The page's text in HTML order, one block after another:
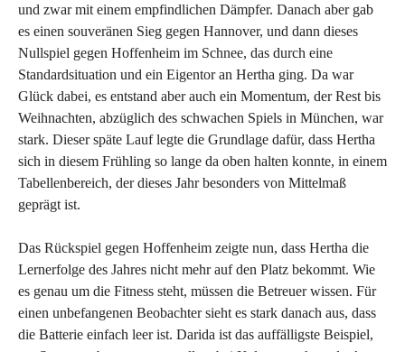
und zwar mit einem empfindlichen Dämpfer. Danach aber gab
es einen souveränen Sieg gegen Hannover, und dann dieses
Nullspiel gegen Hoffenheim im Schnee, das durch eine
Standardsituation und ein Eigentor an Hertha ging. Da war
Glück dabei, es entstand aber auch ein Momentum, der Rest bis
Weihnachten, abzüglich des schwachen Spiels in München, war
stark. Dieser späte Lauf legte die Grundlage dafür, dass Hertha
sich in diesem Frühling so lange da oben halten konnte, in einem
Tabellenbereich, der dieses Jahr besonders von Mittelmaß
geprägt ist.
Das Rückspiel gegen Hoffenheim zeigte nun, dass Hertha die
Lernerfolge des Jahres nicht mehr auf den Platz bekommt. Wie
es genau um die Fitness steht, müssen die Betreuer wissen. Für
einen unbefangenen Beobachter sieht es stark danach aus, dass
die Batterie einfach leer ist. Darida ist das auffälligste Beispiel,